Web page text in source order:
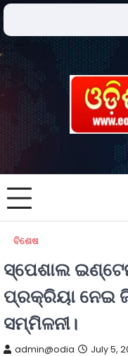
ବିଶେଷ
ସ୍ପେଶାଲ
ପ୍ରକ୍ରିୟା ନେଇ
ସମ୍ମିଳନୀ।
admin@odia July 5,